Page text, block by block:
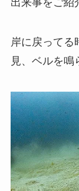
岸に戻ってる
見、ベルを鳴